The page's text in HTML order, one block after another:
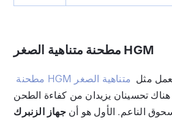
مطحنة متناهية الصغر HGM
مطحنة HGM متناهية الصغر
تحسينان يزيدان من كفاءة الطحن
الناعم. الأول هو أنجهاز الزنبرك